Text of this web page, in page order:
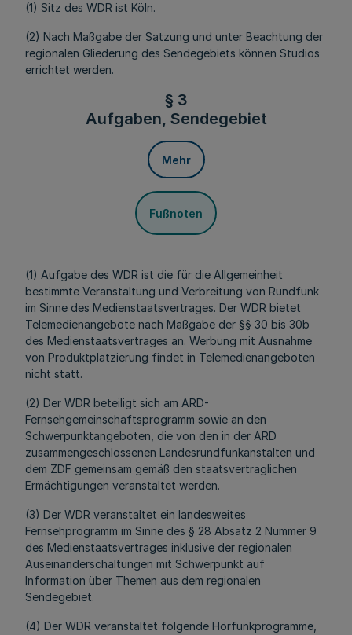
(1) Sitz des WDR ist Köln.
(2) Nach Maßgabe der Satzung und unter Beachtung der
regionalen Gliederung des Sendegebiets können Studios
errichtet werden.
§ 3
Aufgaben, Sendegebiet
Mehr
Fußnoten
(1) Aufgabe des WDR ist die für die Allgemeinheit
bestimmte Veranstaltung und Verbreitung von Rundfunk
im Sinne des Medienstaatsvertrages. Der WDR bietet
Telemedienangebote nach Maßgabe der §§ 30 bis 30b
des Medienstaatsvertrages an. Werbung mit Ausnahme
von Produktplatzierung findet in Telemedienangeboten
nicht statt.
(2) Der WDR beteiligt sich am ARD-
Fernsehgemeinschaftsprogramm sowie an den
Schwerpunktangeboten, die von den in der ARD
zusammengeschlossenen Landesrundfunkanstalten und
dem ZDF gemeinsam gemäß den staatsvertraglichen
Ermächtigungen veranstaltet werden.
(3) Der WDR veranstaltet ein landesweites
Fernsehprogramm im Sinne des § 28 Absatz 2 Nummer 9
des Medienstaatsvertrages inklusive der regionalen
Auseinanderschaltungen mit Schwerpunkt auf
Information über Themen aus dem regionalen
Sendegebiet.
(4) Der WDR veranstaltet folgende Hörfunkprogramme,